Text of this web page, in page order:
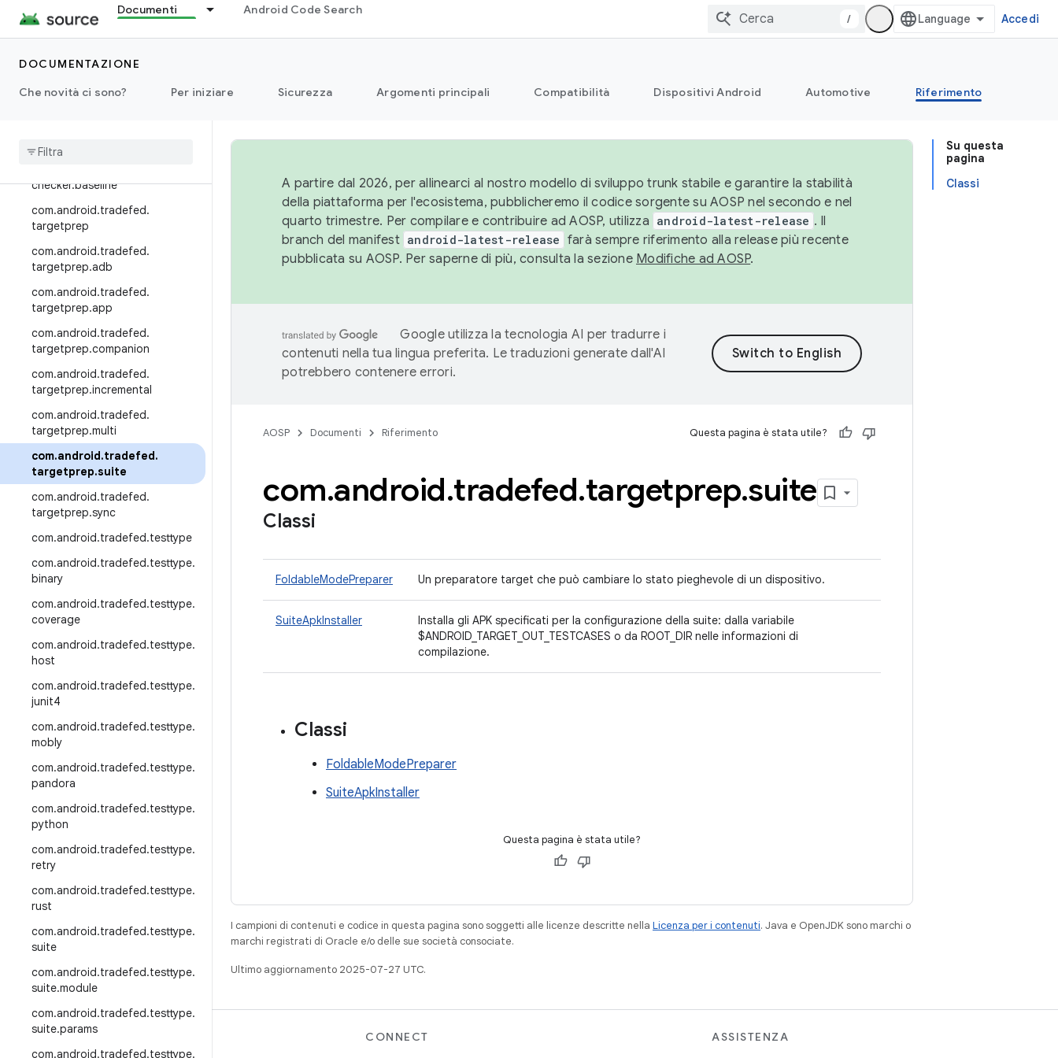
Documenti Android Code Search
/ Accedi
DOCUMENTAZIONE
Che novità ci sono?
Per iniziare Sicurezza Argomenti principali Compatibilità Dispositivi Android Automotive Riferimento
com.android.tradefed.service
ternal
com.android.tradefed.service.m
checker
checker.baseline
com.android.tradefed.
targetprep
com.android.tradefed.
targetprep.adb
com.android.tradefed.
targetprep.app
com.android.tradefed.
targetprep.companion
com.android.tradefed.
targetprep.incremental
com.android.tradefed.
targetprep.multi
com.android.tradefed.
targetprep.suite
com.android.tradefed.
targetprep.sync
com.android.tradefed.testtype
com.android.tradefed.testtype.
binary
com.android.tradefed.testtype.
coverage
com.android.tradefed.testtype.
host
com.android.tradefed.testtype.
junit4
com.android.tradefed.testtype.
mobly
com.android.tradefed.testtype.
pandora
com.android.tradefed.testtype.
python
com.android.tradefed.testtype.
retry
com.android.tradefed.testtype.
rust
com.android.tradefed.testtype.
suite
com.android.tradefed.testtype.
suite.module
com.android.tradefed.testtype.
suite.params
com.android.tradefed.testtype.
Su questa
pagina
Classi
A partire dal 2026, per allinearci al nostro modello di sviluppo trunk stabile e garantire la stabilità
della piattaforma per l'ecosistema, pubblicheremo il codice sorgente su AOSP nel secondo e nel
quarto trimestre. Per compilare e contribuire ad AOSP, utilizza android-latest-release . Il
branch del manifest android-latest-release farà sempre riferimento alla release più recente
pubblicata su AOSP. Per saperne di più, consulta la sezione Modifiche ad AOSP.
Google utilizza la tecnologia AI per tradurre i
contenuti nella tua lingua preferita. Le traduzioni generate dall'AI
potrebbero contenere errori.
AOSP Documenti Riferimento Questa pagina è stata utile?
com.android.tradefed.targetprep.suite
Classi
FoldableModePreparer Un preparatore target che può cambiare lo stato pieghevole di un dispositivo.
SuiteApkInstaller
Installa gli APK specificati per la configurazione della suite: dalla variabile
$ANDROID_TARGET_OUT_TESTCASES o da ROOT_DIR nelle informazioni di
compilazione.
Classi
FoldableModePreparer
SuiteApkInstaller
Questa pagina è stata utile?
I campioni di contenuti e codice in questa pagina sono soggetti alle licenze descritte nella Licenza per i contenuti. Java e OpenJDK sono marchi o
marchi registrati di Oracle e/o delle sue società consociate.
Ultimo aggiornamento 2025-07-27 UTC.
CREA
CONNECT
ASSISTENZA